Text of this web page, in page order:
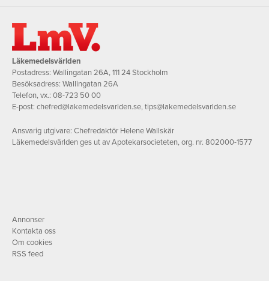
Läkemedelsvärlden
Postadress: Wallingatan 26A, 111 24 Stockholm
Besöksadress: Wallingatan 26A
Telefon, vx.: 08-723 50 00
E-post: chefred@lakemedelsvarlden.se,tips@lakemedelsvarlden.se
Ansvarig utgivare: Chefredaktör Helene Wallskär
Läkemedelsvärlden ges ut av Apotekarsocieteten, org. nr. 802000-1577
Annonser
Kontakta oss
Om cookies
RSS feed